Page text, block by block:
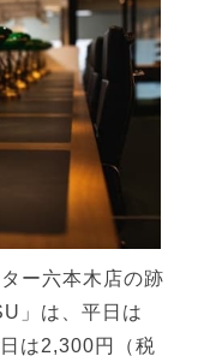
ー六本木店の跡
」は、平日は
は2,300円（税